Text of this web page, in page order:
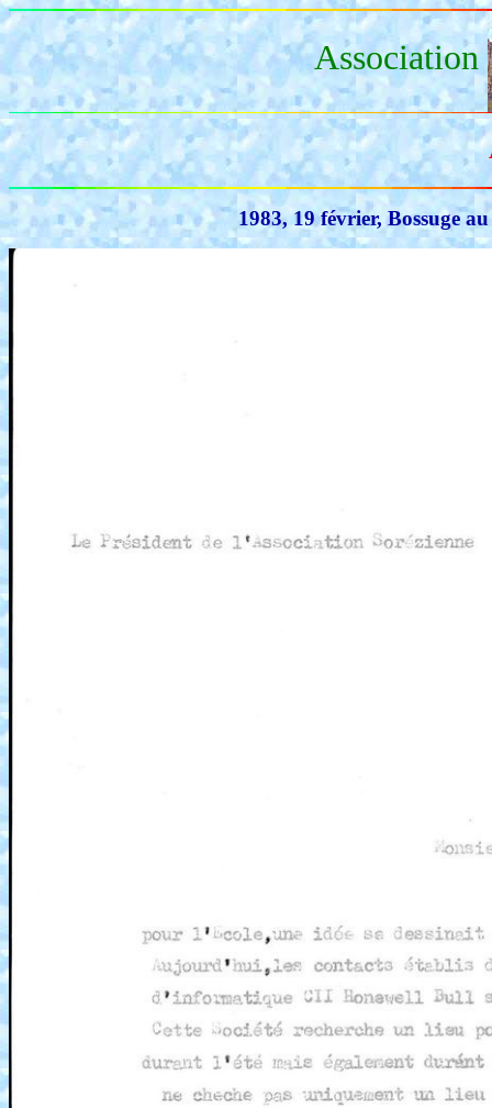
Association
1983, 19 février, Bossuge